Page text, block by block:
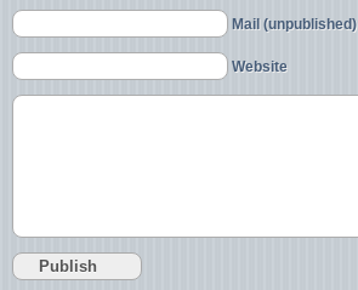
Mail (unpublished)
Website